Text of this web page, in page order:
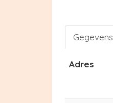
Gegevens
Adres